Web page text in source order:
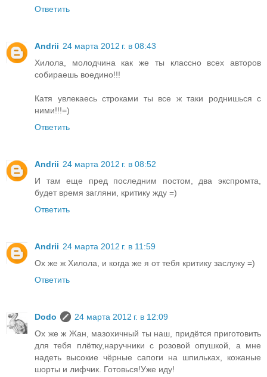
Ответить
Andrii 24 марта 2012 г. в 08:43
Хилола, молодчина как же ты классно всех авторов
собираешь воедино!!!
Катя увлекаесь строками ты все ж таки роднишься с
ними!!!=)
Ответить
Andrii 24 марта 2012 г. в 08:52
И там еще пред последним постом, два экспромта,
будет время загляни, критику жду =)
Ответить
Andrii 24 марта 2012 г. в 11:59
Ох же ж Хилола, и когда же я от тебя критику заслужу =)
Ответить
Dodo
24 марта 2012 г. в 12:09
Ох же ж Жан, мазохичный ты наш, придётся приготовить
для тебя плётку,наручники с розовой опушкой, а мне
надеть высокие чёрные сапоги на шпильках, кожаные
шорты и лифчик. Готовься!Уже иду!